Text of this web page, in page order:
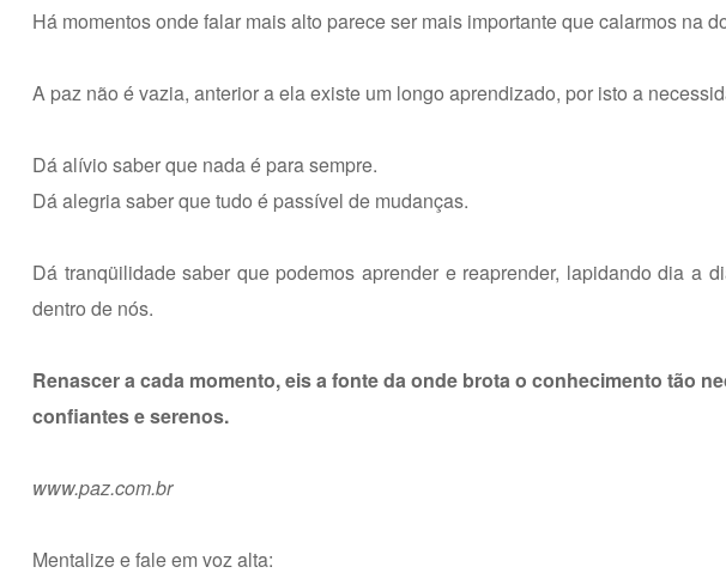
Há momentos onde falar mais alto parece ser mais importante que calarmos na
A paz não é vazia, anterior a ela existe um longo aprendizado, por isto a
Dá alívio saber que nada é para sempre.
Dá alegria saber que tudo é passível de mudanças.
Dá tranqüilidade saber que podemos aprender e reaprender, lapidando dia a
dentro de nós.
Renascer a cada momento, eis a fonte da onde brota o conhecimento tão
confiantes e serenos.
www.paz.com.br
Mentalize e fale em voz alta: